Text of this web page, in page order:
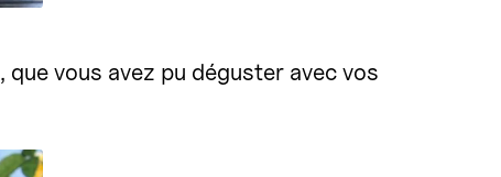
, que vous avez pu déguster avec vos